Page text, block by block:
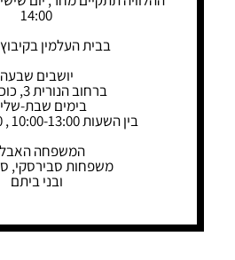
14:00
בבית העלמין
יושבים שבעה
ברחוב הנורית 3, כוכב יאיר
בימים שבת-
בין השעות 10:00-13:00 , 16:00-20:00
המשפחה
משפחות סבירסקי,
ובני ביתם